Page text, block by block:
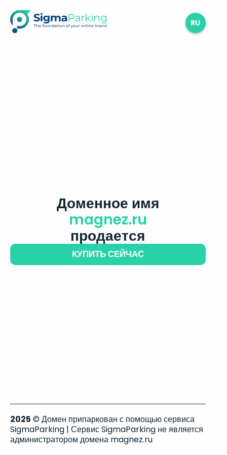
RU
Доменное имя
magnez.ru
продается
КУПИТЬ СЕЙЧАС
2025 © Домен припаркован с помощью сервиса
SigmaParking | Сервис SigmaParking не является
администратором домена magnez.ru